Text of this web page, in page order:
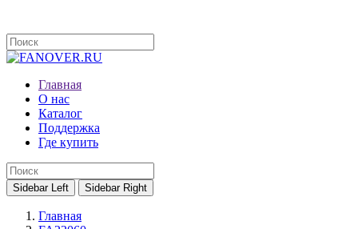
Главная
О нас
Каталог
Поддержка
Где купить
Sidebar Left Sidebar Right
Главная